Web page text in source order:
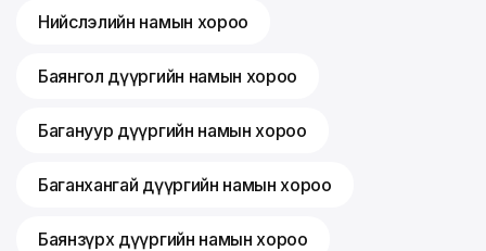
Нийслэлийн намын хороо
Баянгол дүүргийн намын хороо
Багануур дүүргийн намын хороо
Баганхангай дүүргийн намын хороо
Баянзүрх дүүргийн намын хороо